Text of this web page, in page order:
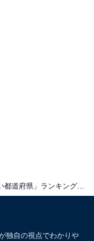
独自の視点でわかりや